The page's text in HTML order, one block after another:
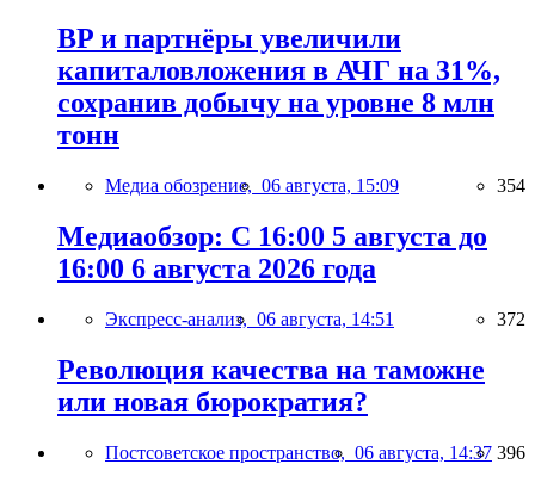
BP и партнёры увеличили
капиталовложения в АЧГ на 31%,
сохранив добычу на уровне 8 млн
тонн
Медиа обозрение, 06 августа, 15:09 354
Медиаобзор: С 16:00 5 августа до
16:00 6 августа 2026 года
Экспресс-анализ, 06 августа, 14:51 372
Революция качества на таможне
или новая бюрократия?
Постсоветское пространство, 06 августа, 14:37 396